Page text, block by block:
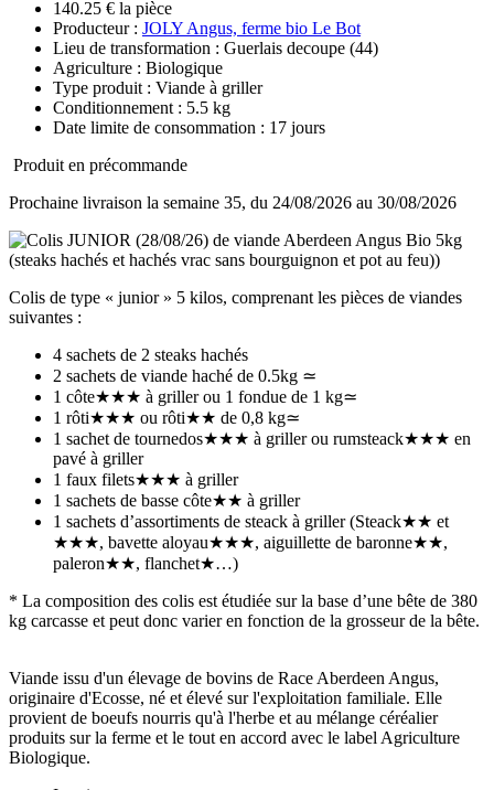
140.25 € la pièce
Producteur : JOLY Angus, ferme bio Le Bot
Lieu de transformation : Guerlais decoupe (44)
Agriculture : Biologique
Type produit : Viande à griller
Conditionnement : 5.5 kg
Date limite de consommation : 17 jours
Produit en précommande
Prochaine livraison la semaine 35, du 24/08/2026 au 30/08/2026
Colis de type « junior » 5 kilos, comprenant les pièces de viandes
suivantes :
4 sachets de 2 steaks hachés
2 sachets de viande haché de 0.5kg ≃
1 côte★★★ à griller ou 1 fondue de 1 kg≃
1 rôti★★★ ou rôti★★ de 0,8 kg≃
1 sachet de tournedos★★★ à griller ou rumsteack★★★ en
pavé à griller
1 faux filets★★★ à griller
1 sachets de basse côte★★ à griller
1 sachets d’assortiments de steack à griller (Steack★★ et
★★★, bavette aloyau★★★, aiguillette de baronne★★,
paleron★★, flanchet★…)
* La composition des colis est étudiée sur la base d’une bête de 380
kg carcasse et peut donc varier en fonction de la grosseur de la bête.
Viande issu d'un élevage de bovins de Race Aberdeen Angus,
originaire d'Ecosse, né et élevé sur l'exploitation familiale. Elle
provient de boeufs nourris qu'à l'herbe et au mélange céréalier
produits sur la ferme et le tout en accord avec le label Agriculture
Biologique.